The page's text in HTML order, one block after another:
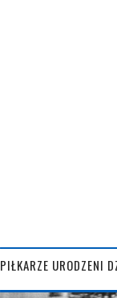
PIŁKARZE URODZENI